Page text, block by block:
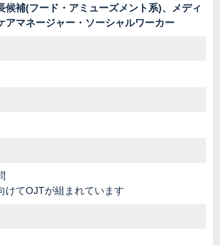
候補(フード・アミューズメント系)、メディ
アマネージャー・ソーシャルワーカー
けてOJTが組まれています